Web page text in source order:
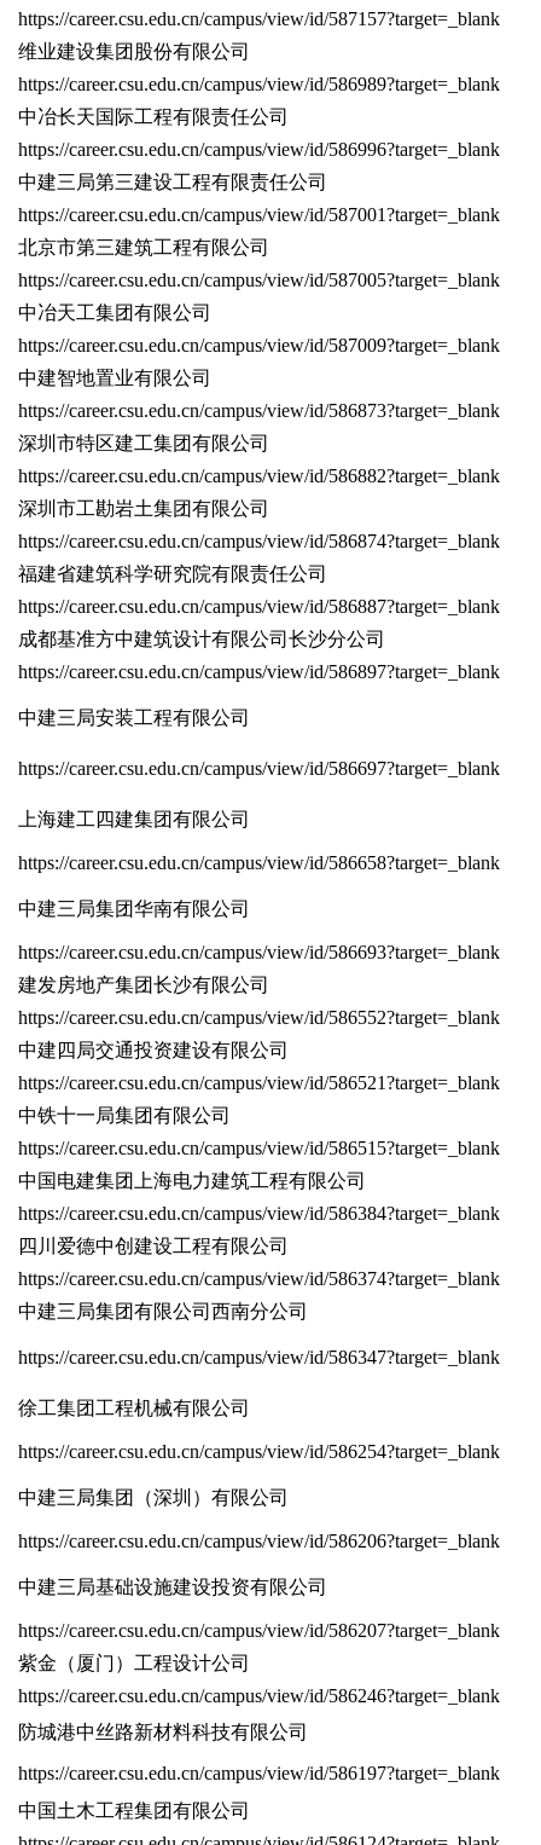
https://career.csu.edu.cn/campus/view/id/587157?target=_blank
维业建设集团股份有限公司
https://career.csu.edu.cn/campus/view/id/586989?target=_blank
中冶长天国际工程有限责任公司
https://career.csu.edu.cn/campus/view/id/586996?target=_blank
中建三局第三建设工程有限责任公司
https://career.csu.edu.cn/campus/view/id/587001?target=_blank
北京市第三建筑工程有限公司
https://career.csu.edu.cn/campus/view/id/587005?target=_blank
中冶天工集团有限公司
https://career.csu.edu.cn/campus/view/id/587009?target=_blank
中建智地置业有限公司
https://career.csu.edu.cn/campus/view/id/586873?target=_blank
深圳市特区建工集团有限公司
https://career.csu.edu.cn/campus/view/id/586882?target=_blank
深圳市工勘岩土集团有限公司
https://career.csu.edu.cn/campus/view/id/586874?target=_blank
福建省建筑科学研究院有限责任公司
https://career.csu.edu.cn/campus/view/id/586887?target=_blank
成都基准方中建筑设计有限公司长沙分公司
https://career.csu.edu.cn/campus/view/id/586897?target=_blank
中建三局安装工程有限公司
https://career.csu.edu.cn/campus/view/id/586697?target=_blank
上海建工四建集团有限公司
https://career.csu.edu.cn/campus/view/id/586658?target=_blank
中建三局集团华南有限公司
https://career.csu.edu.cn/campus/view/id/586693?target=_blank
建发房地产集团长沙有限公司
https://career.csu.edu.cn/campus/view/id/586552?target=_blank
中建四局交通投资建设有限公司
https://career.csu.edu.cn/campus/view/id/586521?target=_blank
中铁十一局集团有限公司
https://career.csu.edu.cn/campus/view/id/586515?target=_blank
中国电建集团上海电力建筑工程有限公司
https://career.csu.edu.cn/campus/view/id/586384?target=_blank
四川爱德中创建设工程有限公司
https://career.csu.edu.cn/campus/view/id/586374?target=_blank
中建三局集团有限公司西南分公司
https://career.csu.edu.cn/campus/view/id/586347?target=_blank
徐工集团工程机械有限公司
https://career.csu.edu.cn/campus/view/id/586254?target=_blank
中建三局集团（深圳）有限公司
https://career.csu.edu.cn/campus/view/id/586206?target=_blank
中建三局基础设施建设投资有限公司
https://career.csu.edu.cn/campus/view/id/586207?target=_blank
紫金（厦门）工程设计公司
https://career.csu.edu.cn/campus/view/id/586246?target=_blank
防城港中丝路新材料科技有限公司
https://career.csu.edu.cn/campus/view/id/586197?target=_blank
中国土木工程集团有限公司